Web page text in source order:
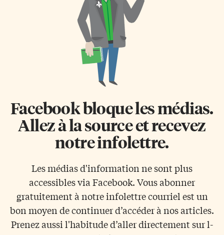
Facebook bloque les médias.
Allez à la source et recevez
notre infolettre.
Les médias d'information ne sont plus
accessibles via Facebook. Vous abonner
gratuitement à notre infolettre courriel est un
bon moyen de continuer d’accéder à nos articles.
Prenez aussi l'habitude d’aller directement sur l-